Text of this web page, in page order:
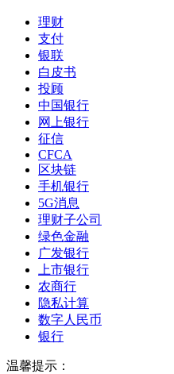
理财
支付
银联
白皮书
投顾
中国银行
网上银行
征信
CFCA
区块链
手机银行
5G消息
理财子公司
绿色金融
广发银行
上市银行
农商行
隐私计算
数字人民币
银行
温馨提示：